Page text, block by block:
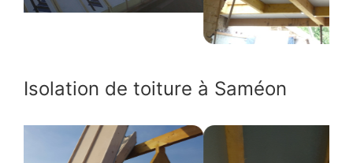
Isolation de toiture à Saméon